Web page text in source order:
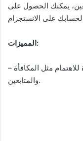
يمكنك الحصول على
المميزات:
– يتكون هذا التطبيق من ميزات مثيرة للاهتمام مثل المكافأة
والمتابعين.